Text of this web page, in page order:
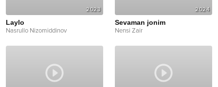
2023
Laylo
Nasrullo Nizomiddinov
2024
Sevaman jonim
Nensi Zair